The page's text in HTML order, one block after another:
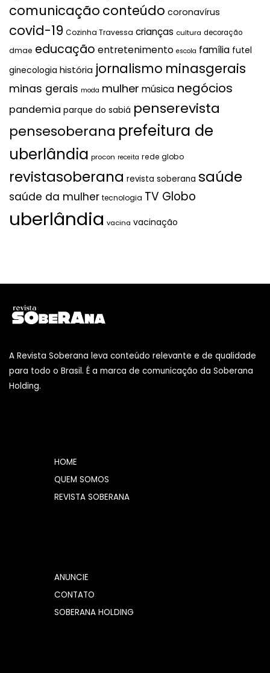
comunicação conteúdo coronavírus
covid-19 Cozinha Travessa crianças cultura decoração
dmae educação entretenimento escola família futel
ginecologia história jornalismo minasgerais
minas gerais moda mulher música negócios
pandemia parque do sabiá penserevista
pensesoberana prefeitura de
uberlândia procon receita rede globo
revistasoberana revista soberana saúde
saúde da mulher tecnologia TV Globo
uberlândia vacina vacinação
A Revista Soberana leva conteúdo relevante e de qualidade
para todo o Brasil. É a marca de comunicação da Soberana
Holding.
HOME
QUEM SOMOS
REVISTA SOBERANA
ANUNCIE
CONTATO
SOBERANA HOLDING